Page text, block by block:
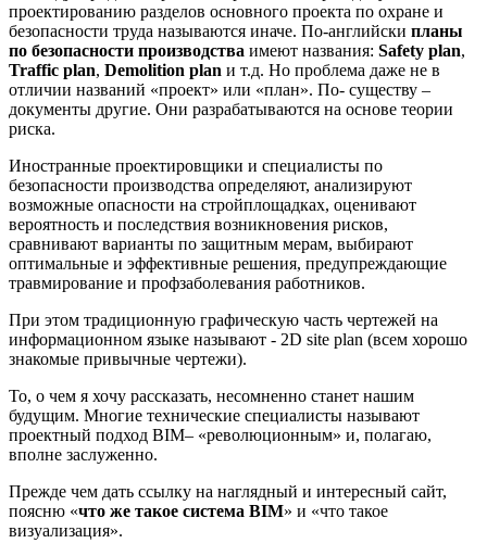
проектированию разделов основного проекта по охране и
безопасности труда называются иначе. По-английски планы
по безопасности производства имеют названия: Safety plan,
Traffic plan, Demolition plan и т.д. Но проблема даже не в
отличии названий «проект» или «план». По- существу –
документы другие. Они разрабатываются на основе теории
риска.
Иностранные проектировщики и специалисты по
безопасности производства определяют, анализируют
возможные опасности на стройплощадках, оценивают
вероятность и последствия возникновения рисков,
сравнивают варианты по защитным мерам, выбирают
оптимальные и эффективные решения, предупреждающие
травмирование и профзаболевания работников.
При этом традиционную графическую часть чертежей на
информационном языке называют - 2D site plan (всем хорошо
знакомые привычные чертежи).
То, о чем я хочу рассказать, несомненно станет нашим
будущим. Многие технические специалисты называют
проектный подход BIM– «революционным» и, полагаю,
вполне заслуженно.
Прежде чем дать ссылку на наглядный и интересный сайт,
поясню «что же такое система BIM» и «что такое
визуализация».